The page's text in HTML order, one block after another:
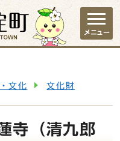
メニュー
文化 文化財
寺（清九郎